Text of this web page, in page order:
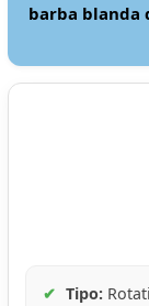
barba blanda
✔ Tipo: